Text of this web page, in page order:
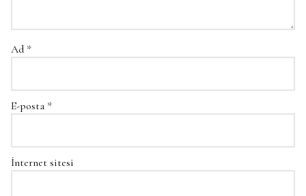
Ad *
E-posta *
İnternet sitesi